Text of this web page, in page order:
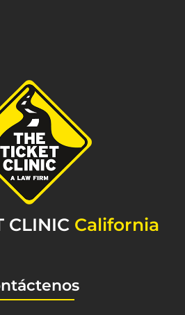
CLINIC California